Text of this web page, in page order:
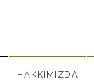
HAKKIMIZDA